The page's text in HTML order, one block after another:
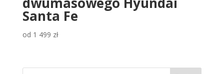
Santa Fe
od 1 499 zł